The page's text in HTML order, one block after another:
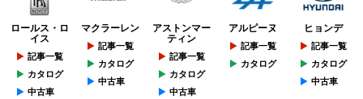
ロールス・ロ
イス
記事一覧
カタログ
中古車
マクラーレン
記事一覧
カタログ
中古車
アストンマー
ティン
記事一覧
カタログ
中古車
アルピーヌ
記事一覧
カタログ
ヒョンデ
記事一覧
カタログ
中古車